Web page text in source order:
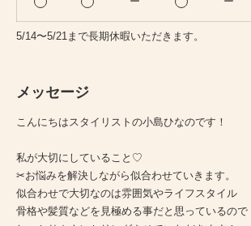
5/14〜5/21まで長期休暇いただきます。
メッセージ
こんにちはスタイリストの小島ひなのです！
私が大切にしていること♡
✂︎お悩みを解決しながら似合わせていきます。
似合わせで大切なのは雰囲気やライフスタイル
骨格や髪質などを見極める事だと思っているので